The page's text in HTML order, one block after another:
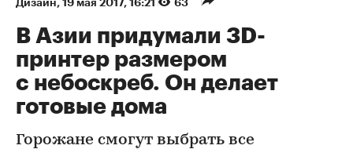
Дизайн⁠, 19 мая 2017, 16:21 63
В Азии придумали 3D-
принтер размером
с небоскреб. Он делает
готовые дома
Горожане смогут выбрать все